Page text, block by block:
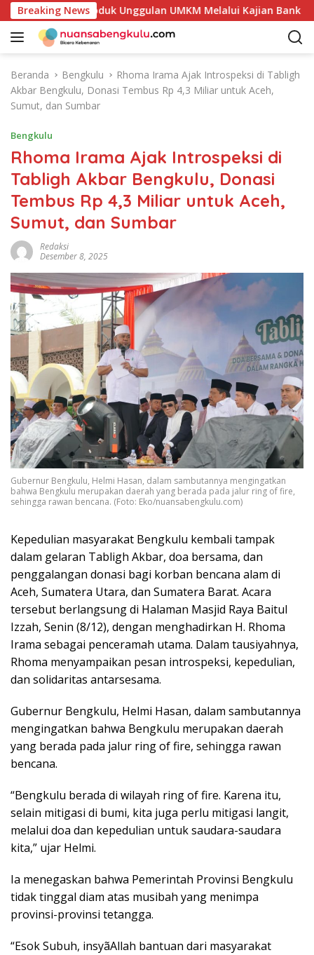
a
Breaking News
Potensi Produk Unggulan UMKM Melalui Kajian Bank
Beranda Bengkulu
Rhoma Irama Ajak Introspeksi di Tabligh
Akbar Bengkulu, Donasi Tembus Rp 4,3 Miliar untuk Aceh,
Sumut, dan Sumbar
Bengkulu
Rhoma Irama Ajak Introspeksi di
Tabligh Akbar Bengkulu, Donasi
Tembus Rp 4,3 Miliar untuk Aceh,
Sumut, dan Sumbar
Redaksi
Desember 8, 2025
Gubernur Bengkulu, Helmi Hasan, dalam sambutannya mengingatkan
bahwa Bengkulu merupakan daerah yang berada pada jalur ring of fire,
sehingga rawan bencana. (Foto: Eko/nuansabengkulu.com)
Kepedulian masyarakat Bengkulu kembali tampak
dalam gelaran Tabligh Akbar, doa bersama, dan
penggalangan donasi bagi korban bencana alam di
Aceh, Sumatera Utara, dan Sumatera Barat. Acara
tersebut berlangsung di Halaman Masjid Raya Baitul
Izzah, Senin (8/12), dengan menghadirkan H. Rhoma
Irama sebagai penceramah utama. Dalam tausiyahnya,
Rhoma menyampaikan pesan introspeksi, kepedulian,
dan solidaritas antarsesama.
Gubernur Bengkulu, Helmi Hasan, dalam sambutannya
mengingatkan bahwa Bengkulu merupakan daerah
yang berada pada jalur ring of fire, sehingga rawan
bencana.
“Bengkulu berada di wilayah ring of fire. Karena itu,
selain mitigasi di bumi, kita juga perlu mitigasi langit,
melalui doa dan kepedulian untuk saudara-saudara
kita,” ujar Helmi.
Ia menegaskan bahwa Pemerintah Provinsi Bengkulu
tidak tinggal diam atas musibah yang menimpa
provinsi-provinsi tetangga.
“Esok Subuh, insyãAllah bantuan dari masyarakat